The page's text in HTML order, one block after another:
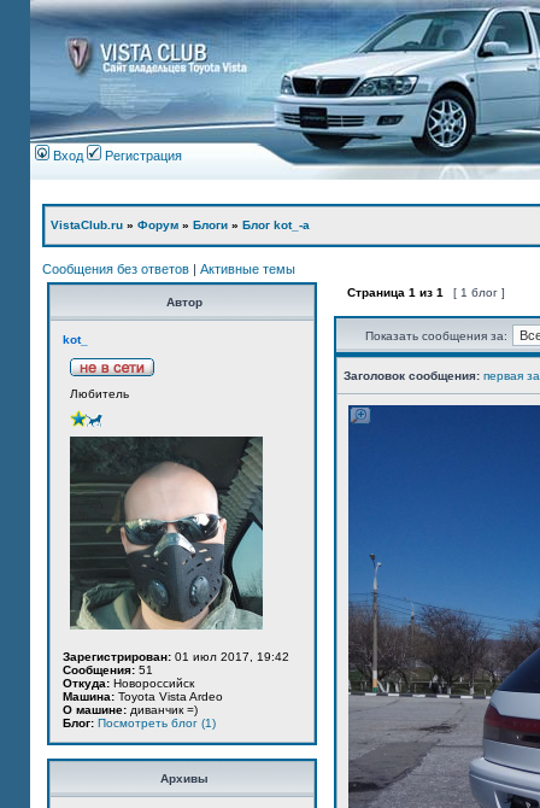
Вход Регистрация
VistaClub.ru » Форум » Блоги » Блог kot_-а
Сообщения без ответов | Активные темы
Автор
kot_
Любитель
Зарегистрирован: 01 июл 2017, 19:42
Сообщения: 51
Откуда: Новороссийск
Машина: Toyota Vista Ardeo
О машине: диванчик =)
Блог: Посмотреть блог (1)
Архивы
Страница 1 из 1 [ 1 блог ]
Показать сообщения за:
Заголовок сообщения: первая